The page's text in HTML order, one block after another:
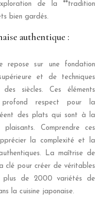
de la **tradition
bien gardés.
authentique :
repose sur une fondation
et de techniques
siècles. Ces éléments
profond respect pour la
des plats qui sont à la
Comprendre ces
la complexité et la
La maîtrise de
clé pour créer de véritables
plus de 2000 variétés de
la cuisine japonaise.